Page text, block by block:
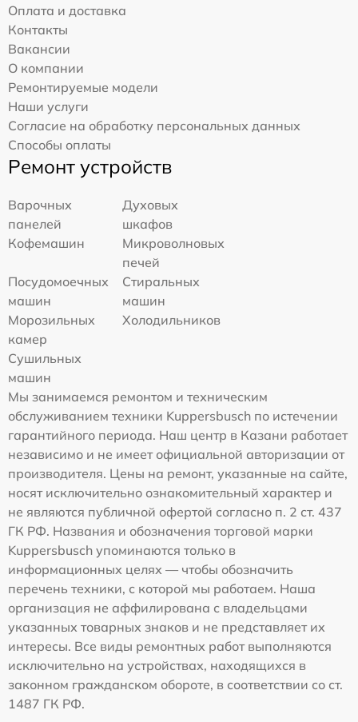
Оплата и доставка
Контакты
Вакансии
О компании
Ремонтируемые модели
Наши услуги
Согласие на обработку персональных данных
Способы оплаты
Ремонт устройств
Варочных
панелей
Духовых
шкафов
Кофемашин
Микроволновых
печей
Посудомоечных
машин
Стиральных
машин
Морозильных
камер
Холодильников
Сушильных
машин
Мы занимаемся ремонтом и техническим
обслуживанием техники Kuppersbusch по истечении
гарантийного периода. Наш центр в Казани работает
независимо и не имеет официальной авторизации от
производителя. Цены на ремонт, указанные на сайте,
носят исключительно ознакомительный характер и
не являются публичной офертой согласно п. 2 ст. 437
ГК РФ. Названия и обозначения торговой марки
Kuppersbusch упоминаются только в
информационных целях — чтобы обозначить
перечень техники, с которой мы работаем. Наша
организация не аффилирована с владельцами
указанных товарных знаков и не представляет их
интересы. Все виды ремонтных работ выполняются
исключительно на устройствах, находящихся в
законном гражданском обороте, в соответствии со ст.
1487 ГК РФ.